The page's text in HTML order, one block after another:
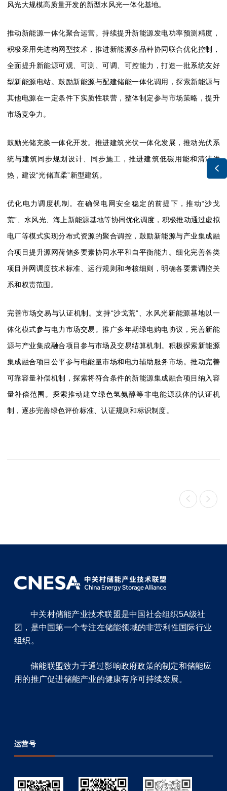

风光大规模高质量开发的新型水风光一体化基地。
推动新能源一体化聚合运营。持续提升新能源发电功率预测精度，
积极采用先进构网型技术，推进新能源多品种协同联合优化控制，
全面提升新能源可观、可测、可调、可控能力，打造一批系统友好
型新能源电站。鼓励新能源与配建储能一体化调用 ，探索新能源与
其他电源在一定条件下实质性联营，整体制定参与市场策略，提升
市场竞争力。
鼓励光储充换一体化开发。 推进建筑光伏一体化发展，推动光伏系
统与建筑同步规划设计、同步施工，推进建筑低碳用能和清洁供
热，建设“光储直柔”新型建筑。
优化电力调度机制。在确保电网安全稳定的前提下，推动“沙戈
荒”、水风光、海上新能源基地等协同优化调度， 积极推动通过虚拟
电厂等模式实现分布式资源的聚合调控 ，鼓励新能源与产业集成融
合项目提升源网荷储多要素协同水平和自平衡能力。细化完善各类
项目并网调度技术标准、运行规则和考核细则，明确各要素调控关
系和权责范围。
完善市场交易与认证机制。支持“沙戈荒”、水风光新能源基地以一
体化模式参与电力市场交易。推广多年期绿电购电协议，完善新能
源与产业集成融合项目参与市场及交易结算机制。积极探索新能源
集成融合项目公平参与电能量市场和电力辅助服务市场。推动完善
可靠容量补偿机制，探索将符合条件的新能源集成融合项目纳入容
量补偿范围 。探索推动建立绿色氢氨醇等非电能源载体的认证机
制，逐步完善绿色评价标准、认证规则和标识制度。
 
中关村储能产业技术联盟是中国社会组织5A级社
团，是中国第一个专注在储能领域的非营利性国际行业
组织。
储能联盟致力于通过影响政府政策的制定和储能应
用的推广促进储能产业的健康有序可持续发展。
运营号